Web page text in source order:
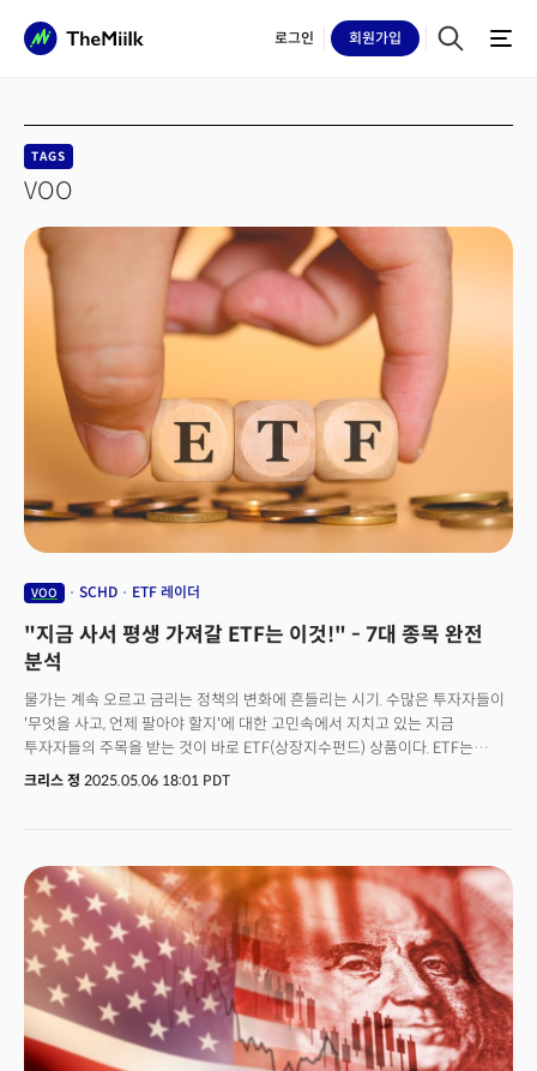
로그인 회원가입
TAGS
VOO
VOO SCHD ETF 레이더
"지금 사서 평생 가져갈 ETF는 이것!" - 7대 종목 완전
분석
물가는 계속 오르고 금리는 정책의 변화에 흔들리는 시기. 수많은 투자자들이
'무엇을 사고, 언제 팔아야 할지'에 대한 고민속에서 지치고 있는 지금
투자자들의 주목을 받는 것이 바로 ETF(상장지수펀드) 상품이다. ETF는
S&P500이나 나스닥과 같은 특정 지수나 섹터를 추종하면서도 낮은 수수료,
기회로 인식하면서 ETF로 막대한 자금이 흘러들고 있다. 실제 블룸버그
데이터에 따르면 S&P500을 추종하는 세계에서 가장 큰 ETF 상품 중 하나로
인식되는 VOO(Vanguard S&P500 ETF)에는 지난 한 달 동안 약 210억
달러의 자금이 유입되며 사상 최대의 월간 자금 흐름을 기록했다.
자산운용사들은 이제 다양한 테마와 전략에 맞는 ETF를 출시하고 있고
투자자들은 복잡한 기업 분석 없이도 경제 성장과 기술의 혁신, 그리고 글로벌
시장에 분산 투자할 수 있게 됐다. 그렇다면 수많은 ETF 중 어떤 상품이 '진짜'
장기 보유에 적합할까? 수십 년 동안 쌓아온 데이터를 바탕으로 검증된 ETF
들은 모두 초저비용과 장기 초과수익을 기록했다는 공통점이 있다. 또한 시장
크리스 정 2025.05.06 18:01 PDT